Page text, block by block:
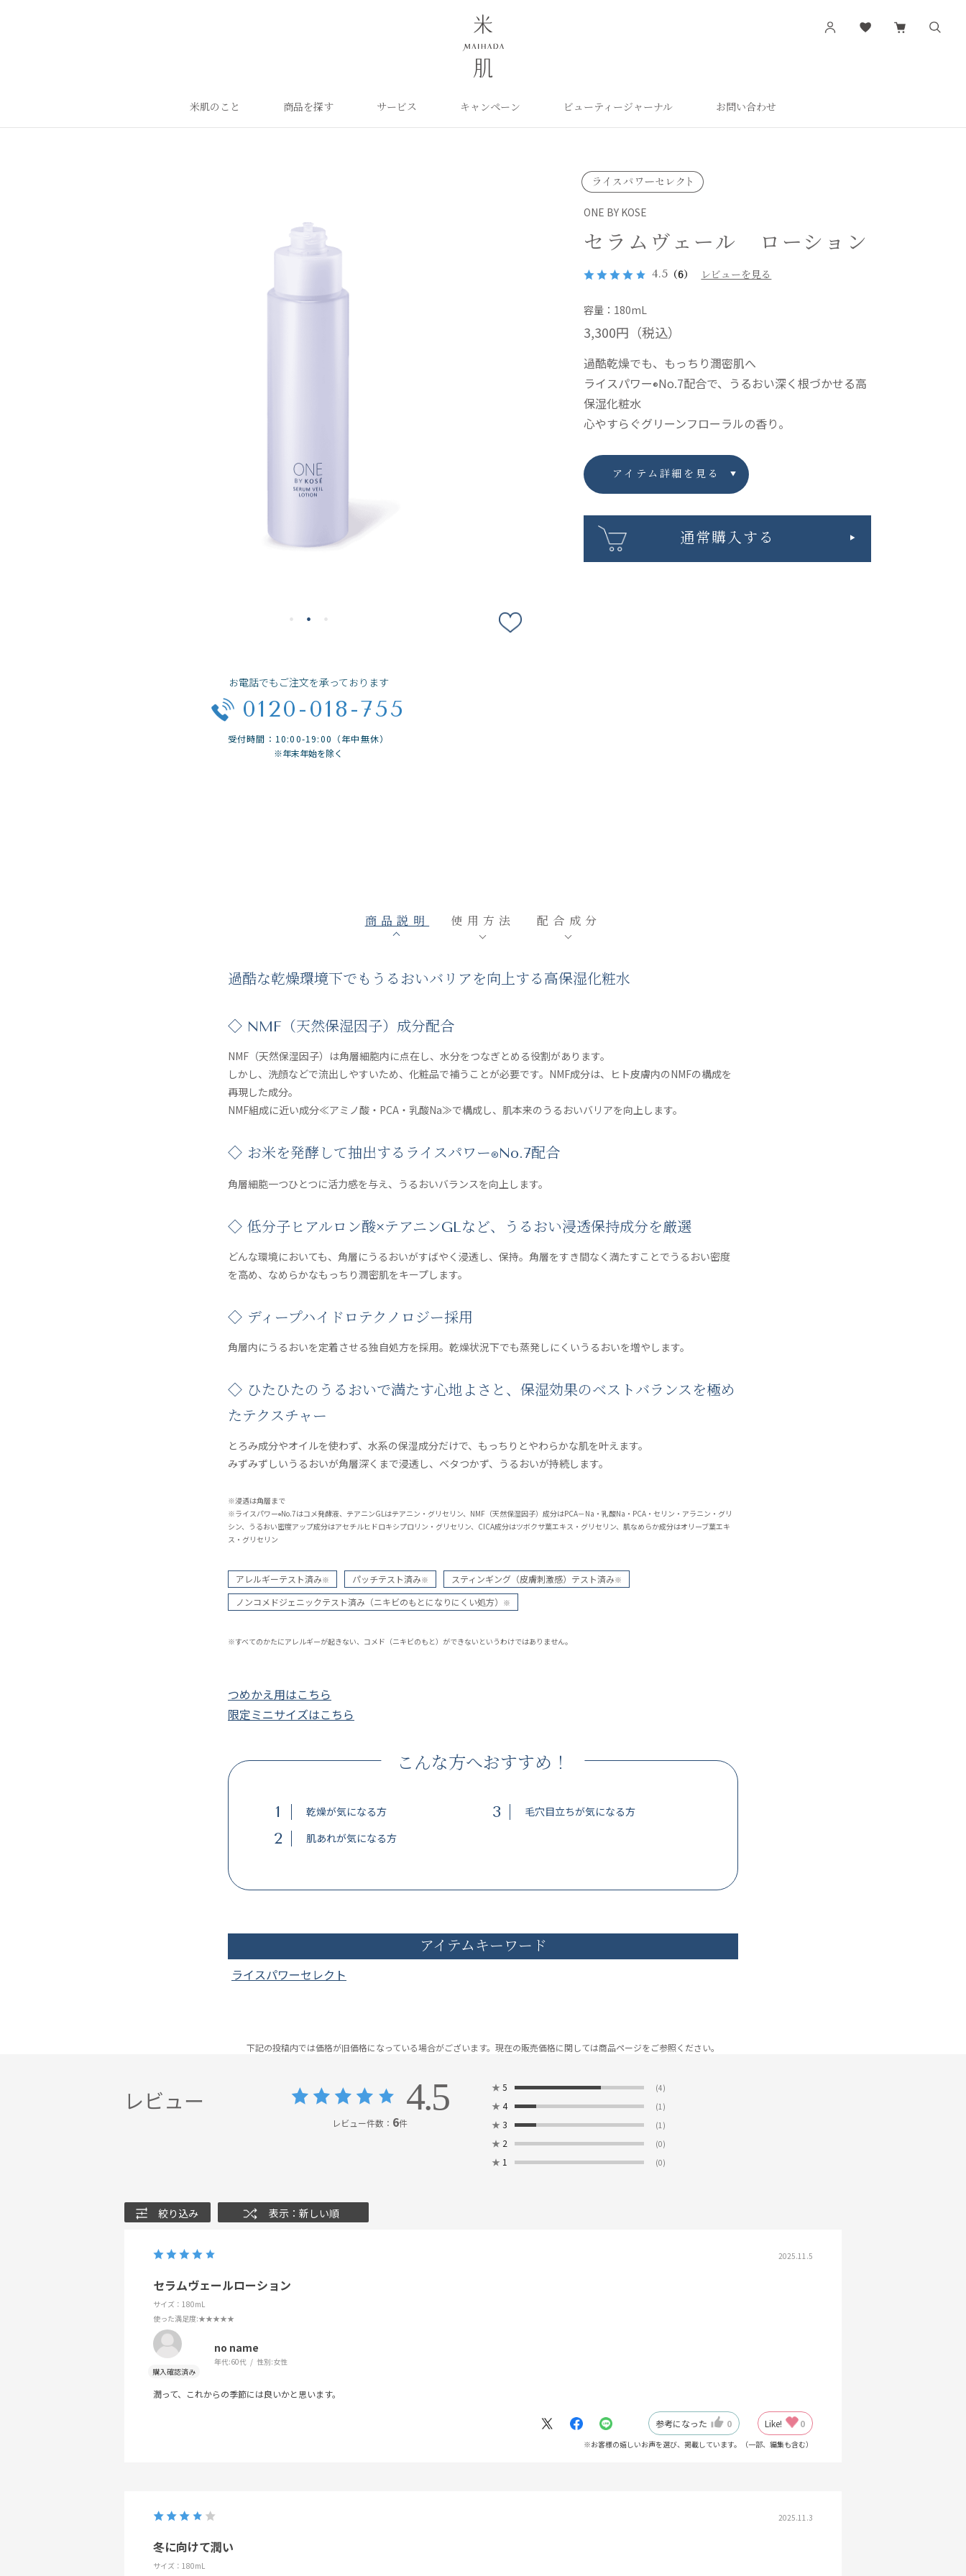
米肌のこと 商品を探す
毛穴ケア
くすみケア
エイジング
活潤
肌潤美白
サービス キャンペーン ビューティージャーナル お問い合わせ
お電話でもご注文を承っております
0120-018-755
受付時間：10:00-19:00（年中無休）
※年末年始を除く
ONE BY KOSE
セラムヴェール ローション
4.5 （6） レビューを見る
容量：180mL
3,300円 （税込）
過酷乾燥でも、もっちり潤密肌へ
ライスパワー®No.7配合で、うるおい深く根づかせる高
保湿化粧水
心やすらぐグリーンフローラルの香り。
アイテム詳細を見る
通常購入する
商品説明 使用方法 配合成分
過酷な乾燥環境下でもうるおいバリアを向上する高保湿化粧水
◇ NMF（天然保湿因子）成分配合
NMF（天然保湿因子）は角層細胞内に点在し、水分をつなぎとめる役割があります。
しかし、洗顔などで流出しやすいため、化粧品で補うことが必要です。NMF成分は、ヒト皮膚内のNMFの構成を
再現した成分。
NMF組成に近い成分≪アミノ酸・PCA・乳酸Na≫で構成し、肌本来のうるおいバリアを向上します。
◇ お米を発酵して抽出するライスパワー® No.7配合
角層細胞一つひとつに活力感を与え、うるおいバランスを向上します。
◇ 低分子ヒアルロン酸×テアニンGLなど、うるおい浸透保持成分を厳選
どんな環境においても、角層にうるおいがすばやく浸透し、保持。角層をすき間なく満たすことでうるおい密度
を高め、なめらかなもっちり潤密肌をキープします。
◇ ディープハイドロテクノロジー採用
角層内にうるおいを定着させる独自処方を採用。乾燥状況下でも蒸発しにくいうるおいを増やします。
◇ ひたひたのうるおいで満たす心地よさと、保湿効果のベストバランスを極め
たテクスチャー
とろみ成分やオイルを使わず、水系の保湿成分だけで、もっちりとやわらかな肌を叶えます。
みずみずしいうるおいが角層深くまで浸透し、ベタつかず、うるおいが持続します。
※浸透は角層まで
※ライスパワー®No.7はコメ発酵液、テアニンGLはテアニン・グリセリン、NMF（天然保湿因子）成分はPCA－Na・乳酸Na・PCA・セリン・アラニン・グリ
シン、うるおい密度アップ成分はアセチルヒドロキシプロリン・グリセリン、CICA成分はツボクサ葉エキス・グリセリン、肌なめらか成分はオリーブ葉エキ
ス・グリセリン
アレルギーテスト済み※ パッチテスト済み※ スティンギング（皮膚刺激感）テスト済み※
ノンコメドジェニックテスト済み（ニキビのもとになりにくい処方） ※
※すべてのかたにアレルギーが起きない、コメド（ニキビのもと）ができないというわけではありません。
つめかえ用はこちら
限定ミニサイズはこちら
こんな方へおすすめ！
1 乾燥が気になる方
2 肌あれが気になる方
3 毛穴目立ちが気になる方
アイテムキーワード
ライスパワーセレクト
下記の投稿内では価格が旧価格になっている場合がございます。 現在の販売価格に関しては商品ページをご参照ください。
レビュー 4.5
レビュー件数： 6件
★ 5 (4)
★ 4 (1)
★ 3 (1)
★ 2 (0)
★ 1 (0)
絞り込み 表示：新しい順
2025.11.5
セラムヴェールローション
サイズ：180mL
使った満足度:★★★★★
no name
年代:60代 性別:女性
潤って、これからの季節には良いかと思います。
参考になった 0 Like! 0
※お客様の嬉しいお声を選び、掲載しています。（一部、編集も含む）
2025.11.3
冬に向けて潤い
サイズ：180mL